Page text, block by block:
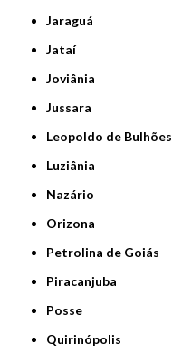
Jaraguá
Jataí
Joviânia
Jussara
Leopoldo de Bulhões
Luziânia
Nazário
Orizona
Petrolina de Goiás
Piracanjuba
Posse
Quirinópolis